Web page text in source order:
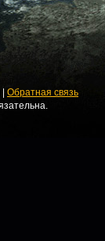
Обратная связь